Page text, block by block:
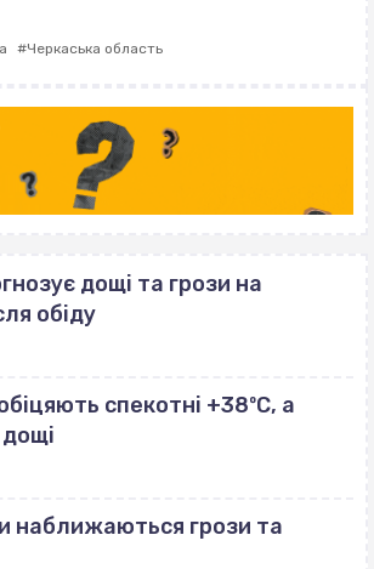
Черкаська область
дощі та грози на
обіду
спекотні +38ºС, а
дощі
наближаються грози та